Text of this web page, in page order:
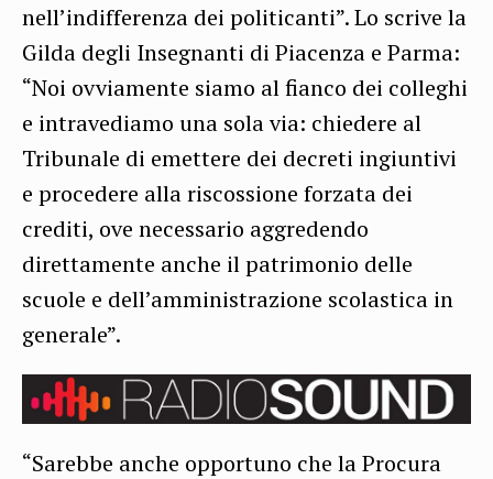
nell’indifferenza dei politicanti”. Lo scrive la
Gilda degli Insegnanti di Piacenza e Parma:
“Noi ovviamente siamo al fianco dei colleghi
e intravediamo una sola via: chiedere al
Tribunale di emettere dei decreti ingiuntivi
e procedere alla riscossione forzata dei
crediti, ove necessario aggredendo
direttamente anche il patrimonio delle
scuole e dell’amministrazione scolastica in
generale”.
“Sarebbe anche opportuno che la Procura